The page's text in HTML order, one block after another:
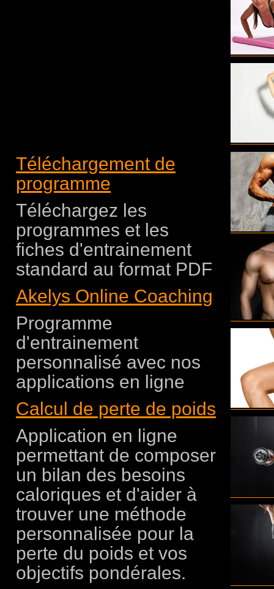
Téléchargement de
programme
Téléchargez les
programmes et les
fiches d'entrainement
standard au format PDF
Akelys Online Coaching
Programme
d'entrainement
personnalisé avec nos
applications en ligne
Calcul de perte de poids
Application en ligne
permettant de composer
un bilan des besoins
caloriques et d'aider à
trouver une méthode
personnalisée pour la
perte du poids et vos
objectifs pondérales.